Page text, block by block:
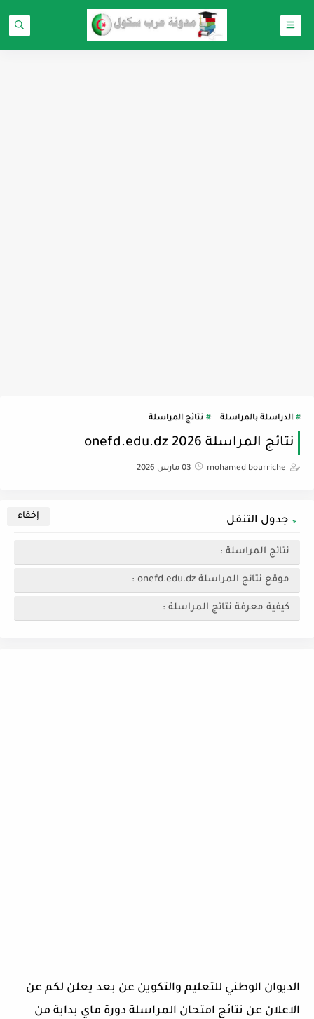
الدراسلة بالمراسلة نتائج المراسلة
نتائج المراسلة 2026 onefd.edu.dz
mohamed bourriche 03 مارس 2026
جدول التنقل
نتائج المراسلة :
موقع نتائج المراسلة onefd.edu.dz :
كيفية معرفة نتائج المراسلة :
الديوان الوطني للتعليم والتكوين عن بعد يعلن لكم عن
الاعلان عن نتائج امتحان المراسلة دورة ماي بداية من